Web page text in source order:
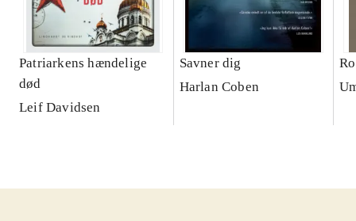
Patriarkens hændelige
død
Leif Davidsen
Savner dig
Harlan Coben